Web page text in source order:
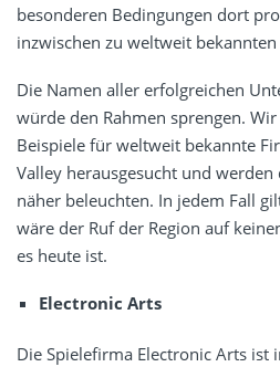
besonderen Bedingungen dort
inzwischen zu weltweit
Die Namen aller erfolgreichen
würde den Rahmen sprengen.
Beispiele für weltweit bekannte
Valley herausgesucht und werden
näher beleuchten. In jedem Fall
wäre der Ruf der Region auf
es heute ist.
Electronic Arts
Die Spielefirma Electronic Arts ist